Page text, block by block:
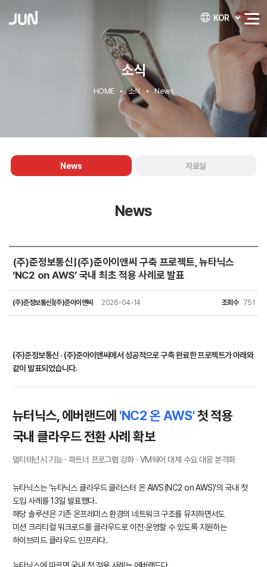
KOR
소식
HOME 소식 News
News 자료실
News
(주)준정보통신|(주)준아이앤씨 구축 프로젝트, 뉴타닉스
‘NC2 on AWS’ 국내 최초 적용 사례로 발표
(주)준정보통신|(주)준아이앤씨 2026-04-14 조회수 751
(주)준정보통신 · (주)준아이앤씨에서 성공적으로 구축 완료한 프로젝트가 아래와
같이 발표되었습니다.
뉴터닉스, 에버랜드에 'NC2 온 AWS'첫 적용
국내 클라우드 전환 사례 확보
멀티테넌시 기능 · 파트너 프로그램 강화 · VM웨어 대체 수요 대응 본격화
뉴타닉스는 ‘뉴타닉스 클라우드 클러스터 온 AWS(NC2 on AWS)’의 국내 첫
도입 사례를 13일 발표했다.
해당 솔루션은 기존 온프레미스 환경의 네트워크 구조를 유지하면서도
미션 크리티컬 워크로드를 클라우드로 이전·운영할 수 있도록 지원하는
하이브리드 클라우드 인프라다.